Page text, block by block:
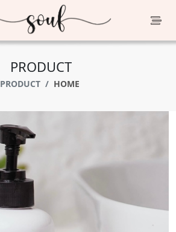
PRODUCT
HOME
PRODUCT